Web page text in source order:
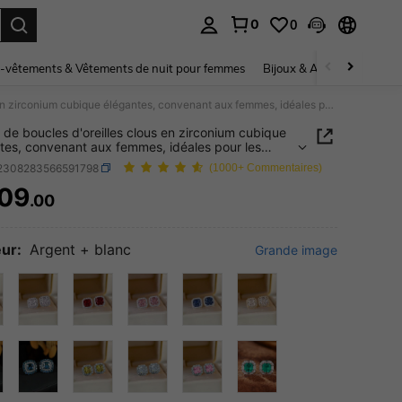
0 0
vêtements & Vêtements de nuit pour femmes Bijoux & Accessoires pour
1 paire de boucles d'oreilles clous en zirconium cubique élégantes, convenant aux femmes, idéales pour les mariages, les fiançailles, les anniversaires, les fêtes, la Saint-Valentin et d'autres occasions
de boucles d'oreilles clous en zirconium cubique
convenant aux femmes, idéales pour les
les fiançailles, les anniversaires, les fêtes, la
et d'autres occasions
(1000+ Commentaires)
AND AVAILABILITY
.00
Argent + blanc Grande image